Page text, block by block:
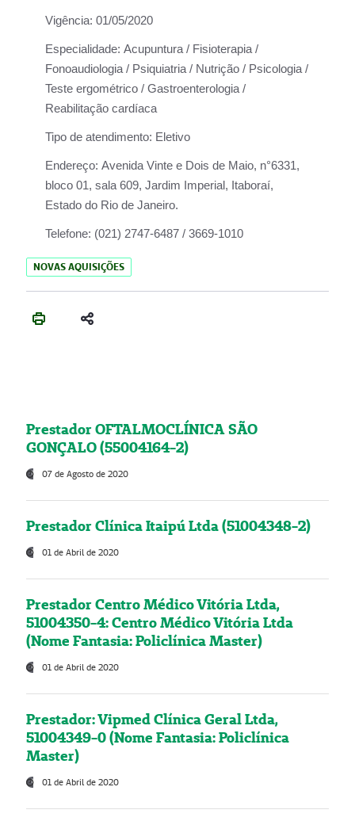
Vigência: 01/05/2020
Especialidade: Acupuntura / Fisioterapia /
Fonoaudiologia / Psiquiatria / Nutrição / Psicologia /
Teste ergométrico / Gastroenterologia /
Reabilitação cardíaca
Tipo de atendimento: Eletivo
Endereço: Avenida Vinte e Dois de Maio, n°6331,
bloco 01, sala 609, Jardim Imperial, Itaboraí,
Estado do Rio de Janeiro.
Telefone: (021) 2747-6487 / 3669-1010
NOVAS AQUISIÇÕES
Prestador OFTALMOCLÍNICA SÃO
GONÇALO (55004164-2)
07 de Agosto de 2020
Prestador Clínica Itaipú Ltda (51004348-2)
01 de Abril de 2020
Prestador Centro Médico Vitória Ltda,
51004350-4: Centro Médico Vitória Ltda
(Nome Fantasia: Policlínica Master)
01 de Abril de 2020
Prestador: Vipmed Clínica Geral Ltda,
51004349-0 (Nome Fantasia: Policlínica
Master)
01 de Abril de 2020